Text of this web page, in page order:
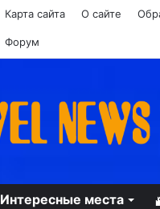
Карта сайта О сайте
Форум
Интересные места